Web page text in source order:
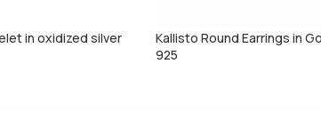
in oxidized silver
Kallisto Round Earrings in
925